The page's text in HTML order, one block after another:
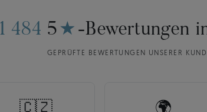
484 5 ★ -Bewertungen
GEPRÜFTE BEWERTUNGEN UNSERER
🇨🇿 🌍